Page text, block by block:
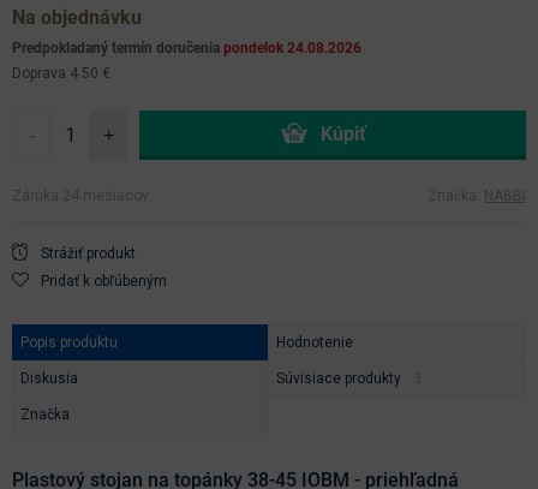
Na objednávku
Predpokladaný termín doručenia pondelok 24.08.2026
Doprava 4.50 €
- +
Záruka 24 mesiacov Značka: NABBI
Strážiť produkt
Pridať k obľúbeným
Popis produktu Hodnotenie
Diskusia Súvisiace produkty
Značka
Plastový stojan na topánky 38-45 IOBM - priehľadná